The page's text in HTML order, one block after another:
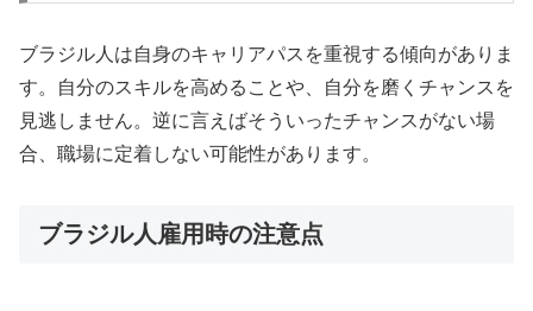
ブラジル人は自身のキャリアパスを重視する傾向がありま
す。自分のスキルを高めることや、自分を磨くチャンスを
見逃しません。逆に言えばそういったチャンスがない場
合、職場に定着しない可能性があります。
ブラジル人雇用時の注意点